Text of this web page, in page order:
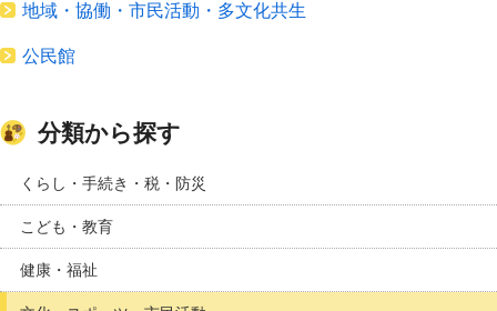
地域・協働・市民活動・多文化共生
公民館
分類から探す
くらし・手続き・税・防災
こども・教育
健康・福祉